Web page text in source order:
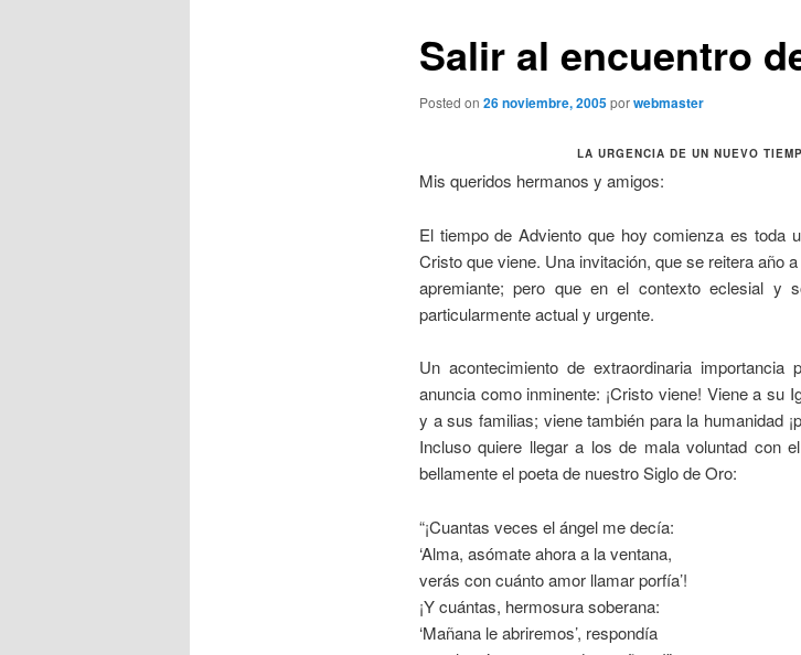
Salir al encuentro
Posted on 26 noviembre, 2005porwebmaster
LA URGENCIA DE UN NUEVO
Mis queridos hermanos y amigos:
El tiempo de Adviento que hoy comienza es toda
Cristo que viene. Una invitación, que se reitera año
apremiante; pero que en el contexto eclesial y
particularmente actual y urgente.
Un acontecimiento de extraordinaria
anuncia como inminente: ¡Cristo viene! Viene a su
y a sus familias; viene también para la humanidad
Incluso quiere llegar a los de mala voluntad con
bellamente el poeta de nuestro Siglo de Oro:
“¡Cuantas veces el ángel me decía:
‘Alma, asómate ahora a la ventana,
verás con cuánto amor llamar porfía’!
¡Y cuántas, hermosura soberana:
‘Mañana le abriremos’, respondía